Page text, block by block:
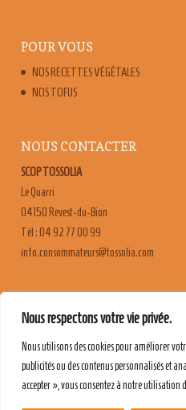
Nous respectons votre vie privée.
Nous utilisons des cookies pour améliorer
publicités ou des contenus personnalisés et
accepter », vous consentez à notre utilisation
POUR VOUS
NOS RECETTES VÉGÉTALES
NOS TOFUS
NOUS CONTACTER
SCOP TOSSOLIA
Le Quarri
04150 Revest-du-Bion
Tél : 04 92 77 00 99
moc.ailossot@sruetammosnoc.ofni
CONTACT & RECRUTEMENT
MENTIONS LÉGALES
POLITIQUE DE CONFIDENTIALITÉ